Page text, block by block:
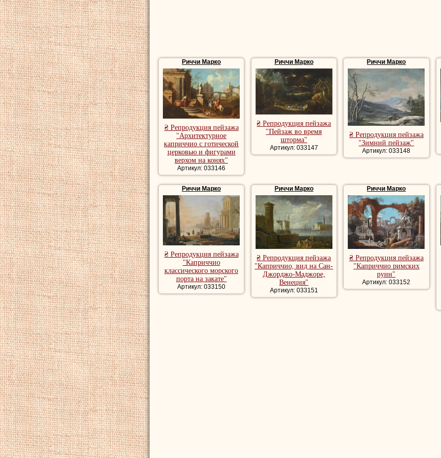
Риччи Марко
₴ Репродукция пейзажа
"Архитектурное
каприччио с готической
церковью и фигурами
верхом на конях"
Артикул: 033146
Риччи Марко
₴ Репродукция пейзажа
"Пейзаж во время
шторма"
Артикул: 033147
Риччи Марко
₴ Репродукция пейзажа
"Зимний пейзаж"
Артикул: 033148
Риччи Марко
₴ Репродукция пейзажа
"Каприччио
классического морского
порта на закате"
Артикул: 033150
Риччи Марко
₴ Репродукция пейзажа
"Каприччио, вид на Сан-
Джорджо-Маджоре,
Венеция"
Артикул: 033151
Риччи Марко
₴ Репродукция пейзажа
"Каприччио римских
руин"
Артикул: 033152